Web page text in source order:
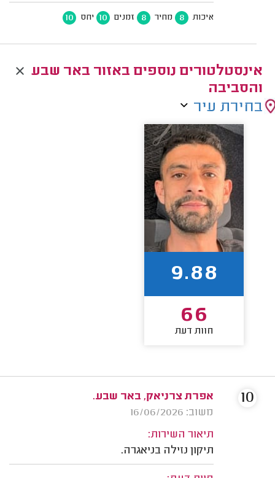
איכות 8 מחיר 8 זמנים 10 יחס 10
אינסטלטורים נוספים באזור באר שבע
והסביבה
בחירת עיר
9.88
66
חוות דעת
אפרת צרניאק, באר שבע.
משוב: 16/06/2026
תיאור השירות:
תיקון נזילה בניאגרה.
10